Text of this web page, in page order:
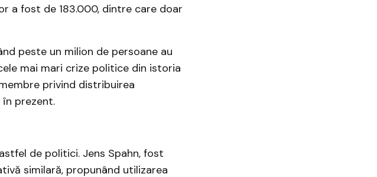
a fost de 183.000, dintre care doar
peste un milion de persoane au
mai mari crize politice din istoria
privind distribuirea
prezent.
de politici. Jens Spahn, fost
similară, propunând utilizarea